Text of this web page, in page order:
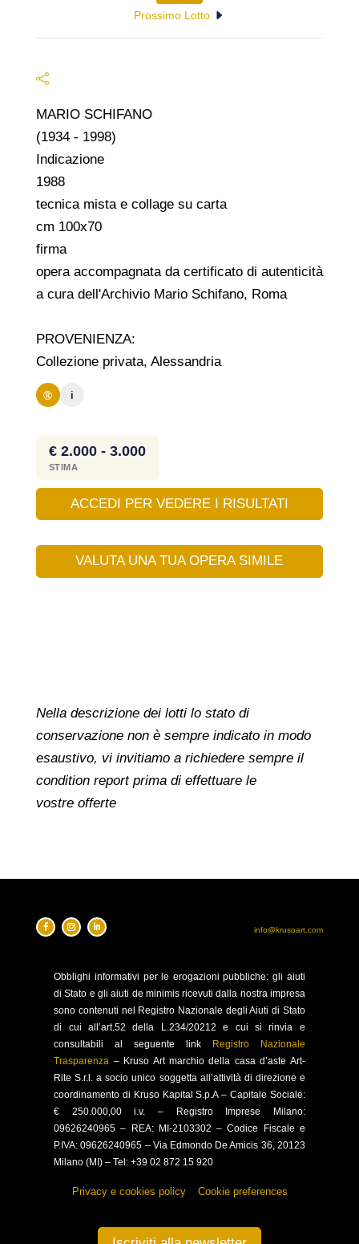
Prossimo Lotto
MARIO SCHIFANO
(1934 - 1998)
Indicazione
1988
tecnica mista e collage su carta
cm 100x70
firma
opera accompagnata da certificato di autenticità
a cura dell'Archivio Mario Schifano, Roma
PROVENIENZA:
Collezione privata, Alessandria
® i
€ 2.000 - 3.000
STIMA
ACCEDI PER VEDERE I RISULTATI
VALUTA UNA TUA OPERA SIMILE
Nella descrizione dei lotti lo stato di
conservazione non è sempre indicato in modo
esaustivo, vi invitiamo a richiedere sempre il
condition report prima di effettuare le
vostre offerte
info@krusoart.com
Obblighi informativi per le erogazioni pubbliche: gli aiuti
di Stato e gli aiuti de minimis ricevuti dalla nostra impresa
sono contenuti nel Registro Nazionale degli Aiuti di Stato
di cui all’art.52 della L.234/20212 e cui si rinvia e
consultabili al seguente link Registro Nazionale
Trasparenza – Kruso Art marchio della casa d’aste Art-
Rite S.r.l. a socio unico soggetta all’attività di direzione e
coordinamento di Kruso Kapital S.p.A – Capitale Sociale:
€ 250.000,00 i.v. – Registro Imprese Milano:
09626240965 – REA: MI-2103302 – Codice Fiscale e
P.IVA: 09626240965 – Via Edmondo De Amicis 36, 20123
Milano (MI) – Tel: +39 02 872 15 920
Privacy e cookies policy– Cookie preferences